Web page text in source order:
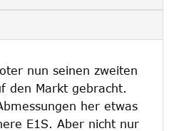
nun seinen zweiten
den Markt gebracht.
her etwas
E1S. Aber nicht nur